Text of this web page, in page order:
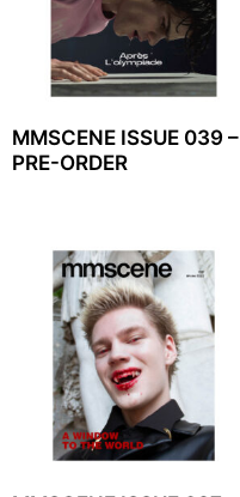
MMSCENE ISSUE 039 –
PRE-ORDER